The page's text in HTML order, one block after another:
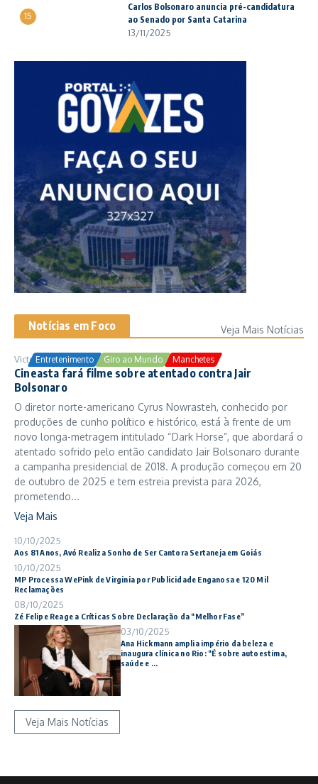
15
Carlos Bolsonaro anuncia pré-candidatura
ao Senado por Santa Catarina
13/11/2025
Notícias em Foco Veja Mais Notícias
Entretenimento Giro ao Mundo Manchetes
Victor Samuel 24/10/2025
Cineasta fará filme sobre atentado contra Jair
Bolsonaro
O diretor norte-americano Cyrus Nowrasteh, conhecido por
produções de cunho político e histórico, está à frente de um
novo longa-metragem intitulado “Dark Horse”, que abordará o
atentado sofrido pelo então candidato Jair Bolsonaro durante
a campanha presidencial de 2018. A produção começou em 20
de outubro de 2025 e tem estreia prevista para 2026,
prometendo...
Veja Mais
10/10/2025
Aos 81 Anos, Avó Realiza Sonho de Ser Cantora Sertaneja em Goiás
10/10/2025
MP Processa WePink de Virginia por Publicidade Enganosa e 120 Mil
Reclamações
08/10/2025
Zé Felipe Reage a Críticas Sobre Declaração da “Melhor Fase”
03/10/2025
Ana Hickmann amplia império da beleza e
inaugura clínica no Rio: “É sobre autoestima,
saúde e ...
Veja Mais Notícias